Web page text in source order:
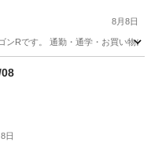
8月8日
ンRです。 通勤・通学・お買い物
日